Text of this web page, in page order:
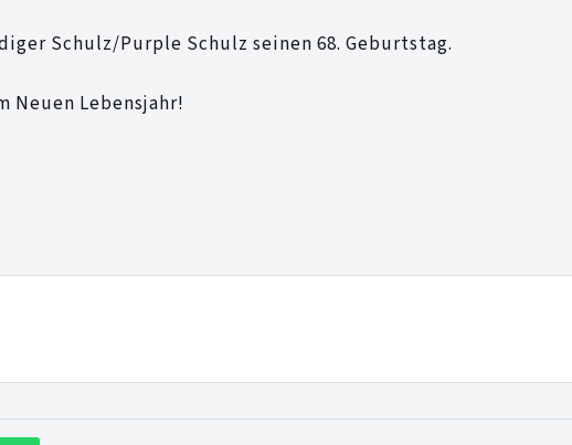
Schulz/Purple Schulz seinen 68. Geburtstag.
Neuen Lebensjahr!